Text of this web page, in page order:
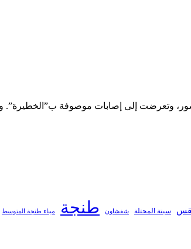
وتعرضت إلى إصابات موصوفة ب”الخطيرة”.
سبتة المحتلة شفشاون طنجة ميناء طنجة المتوسط